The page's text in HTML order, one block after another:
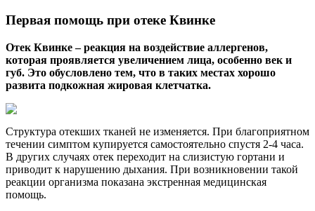
Первая помощь при отеке Квинке
Отек Квинке – реакция на воздействие аллергенов,
которая проявляется увеличением лица, особенно век и
губ. Это обусловлено тем, что в таких местах хорошо
развита подкожная жировая клетчатка.
Структура отекших тканей не изменяется. При благоприятном
течении симптом купируется самостоятельно спустя 2-4 часа.
В других случаях отек переходит на слизистую гортани и
приводит к нарушению дыхания. При возникновении такой
реакции организма показана экстренная медицинская
помощь.